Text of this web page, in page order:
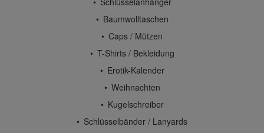
Baumwolltaschen
Caps / Mützen
T-Shirts / Bekleidung
Erotik-Kalender
Weihnachten
Kugelschreiber
Schlüsselbänder / Lanyards